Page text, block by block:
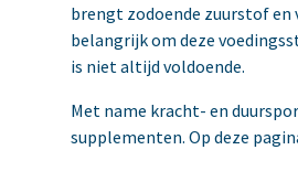
brengt zodoende zuurstof
belangrijk om deze
is niet altijd voldoende.
Met name kracht- en
supplementen. Op deze